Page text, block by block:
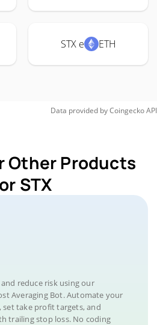
STX e ETH
Data provided byCoingeckoAPI
Other Products
STX
reduce risk using our
Averaging Bot. Automate your
take profit targets, and
trailing stop loss. No coding